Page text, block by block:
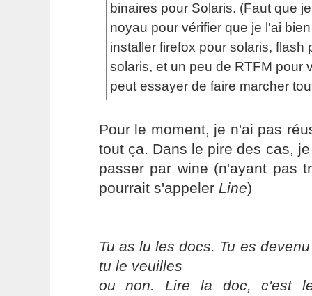
binaires pour Solaris. (Faut que
noyau pour vérifier que je l'ai
installer firefox pour solaris, flash
solaris, et un peu de RTFM pour
peut essayer de faire marcher
Pour le moment, je n'ai pas
tout ça. Dans le pire des cas,
passer par wine (n'ayant pas
pourrait s'appeler Line)
Tu as lu les docs. Tu es
tu le veuilles
ou non. Lire la doc, c'est